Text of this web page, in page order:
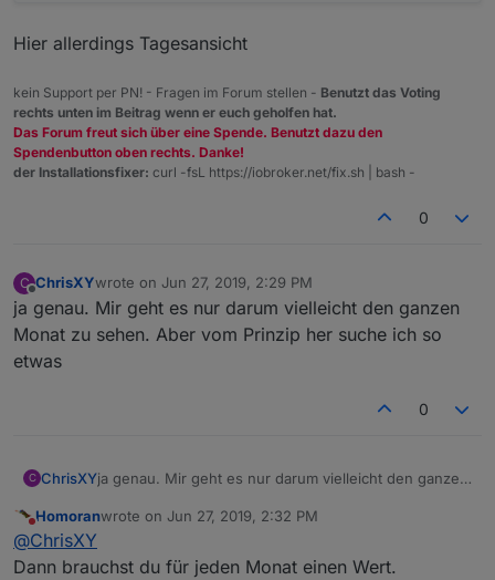
Hier allerdings Tagesansicht
kein Support per PN! - Fragen im Forum stellen - Benutzt das Voting
rechts unten im Beitrag wenn er euch geholfen hat.
Das Forum freut sich über eine Spende. Benutzt dazu den
Spendenbutton oben rechts. Danke!
der Installationsfixer: curl -fsL https://iobroker.net/fix.sh | bash -
0
C ChrisXYwrote on Jun 27, 2019, 2:29 PM
last edited by
ja genau. Mir geht es nur darum vielleicht den ganzen
Monat zu sehen. Aber vom Prinzip her suche ich so
etwas
0
C ChrisXYja genau. Mir geht es nur darum vielleicht den ganzen
etwas
Do not disturb
Homoranwrote on Jun 27, 2019, 2:32 PM
last edited by
@ChrisXY
Dann brauchst du für jeden Monat einen Wert.